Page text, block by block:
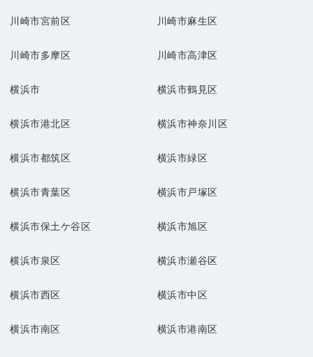
川崎市宮前区 川崎市麻生区
川崎市多摩区 川崎市高津区
横浜市 横浜市鶴見区
横浜市港北区 横浜市神奈川区
横浜市都筑区 横浜市緑区
横浜市青葉区 横浜市戸塚区
横浜市保土ケ谷区 横浜市旭区
横浜市泉区 横浜市瀬谷区
横浜市西区 横浜市中区
横浜市南区 横浜市港南区